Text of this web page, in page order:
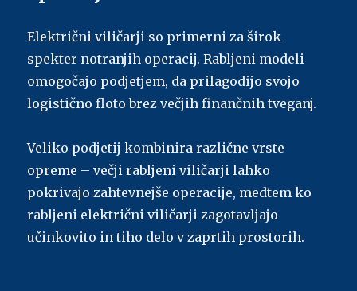
Električni viličarji so primerni za širok
spekter notranjih operacij. Rabljeni modeli
omogočajo podjetjem, da prilagodijo svojo
logistično floto brez večjih finančnih tveganj.
Veliko podjetij kombinira različne vrste
opreme – večji rabljeni viličarji lahko
pokrivajo zahtevnejše operacije, medtem ko
rabljeni električni viličarji zagotavljajo
učinkovito in tiho delo v zaprtih prostorih.